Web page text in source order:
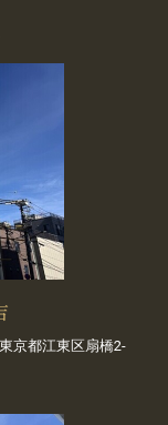
京都江東区扇橋2-